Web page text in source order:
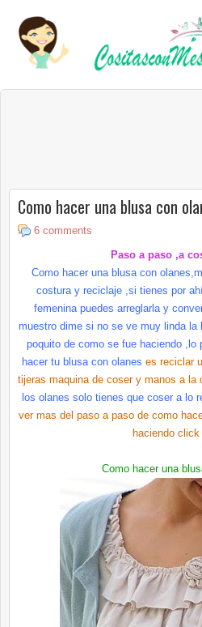
Como hacer una blusa con
6 comments
Paso a paso ,a
Como hacer una blusa con olanes
costura y reciclaje ,si tienes por
femenina puedes arreglarla y
muestro dimesi no se ve muy linda la
poquito de como se fue haciendo ,lo
hacer tu blusa con olanes es reciclar
tijeras maquina de coser y manos a la
los olanes solo tienes que coser a lo
ver mas del paso a paso de como
haciendo click
Como hacer una